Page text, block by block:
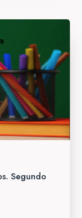
Segundo